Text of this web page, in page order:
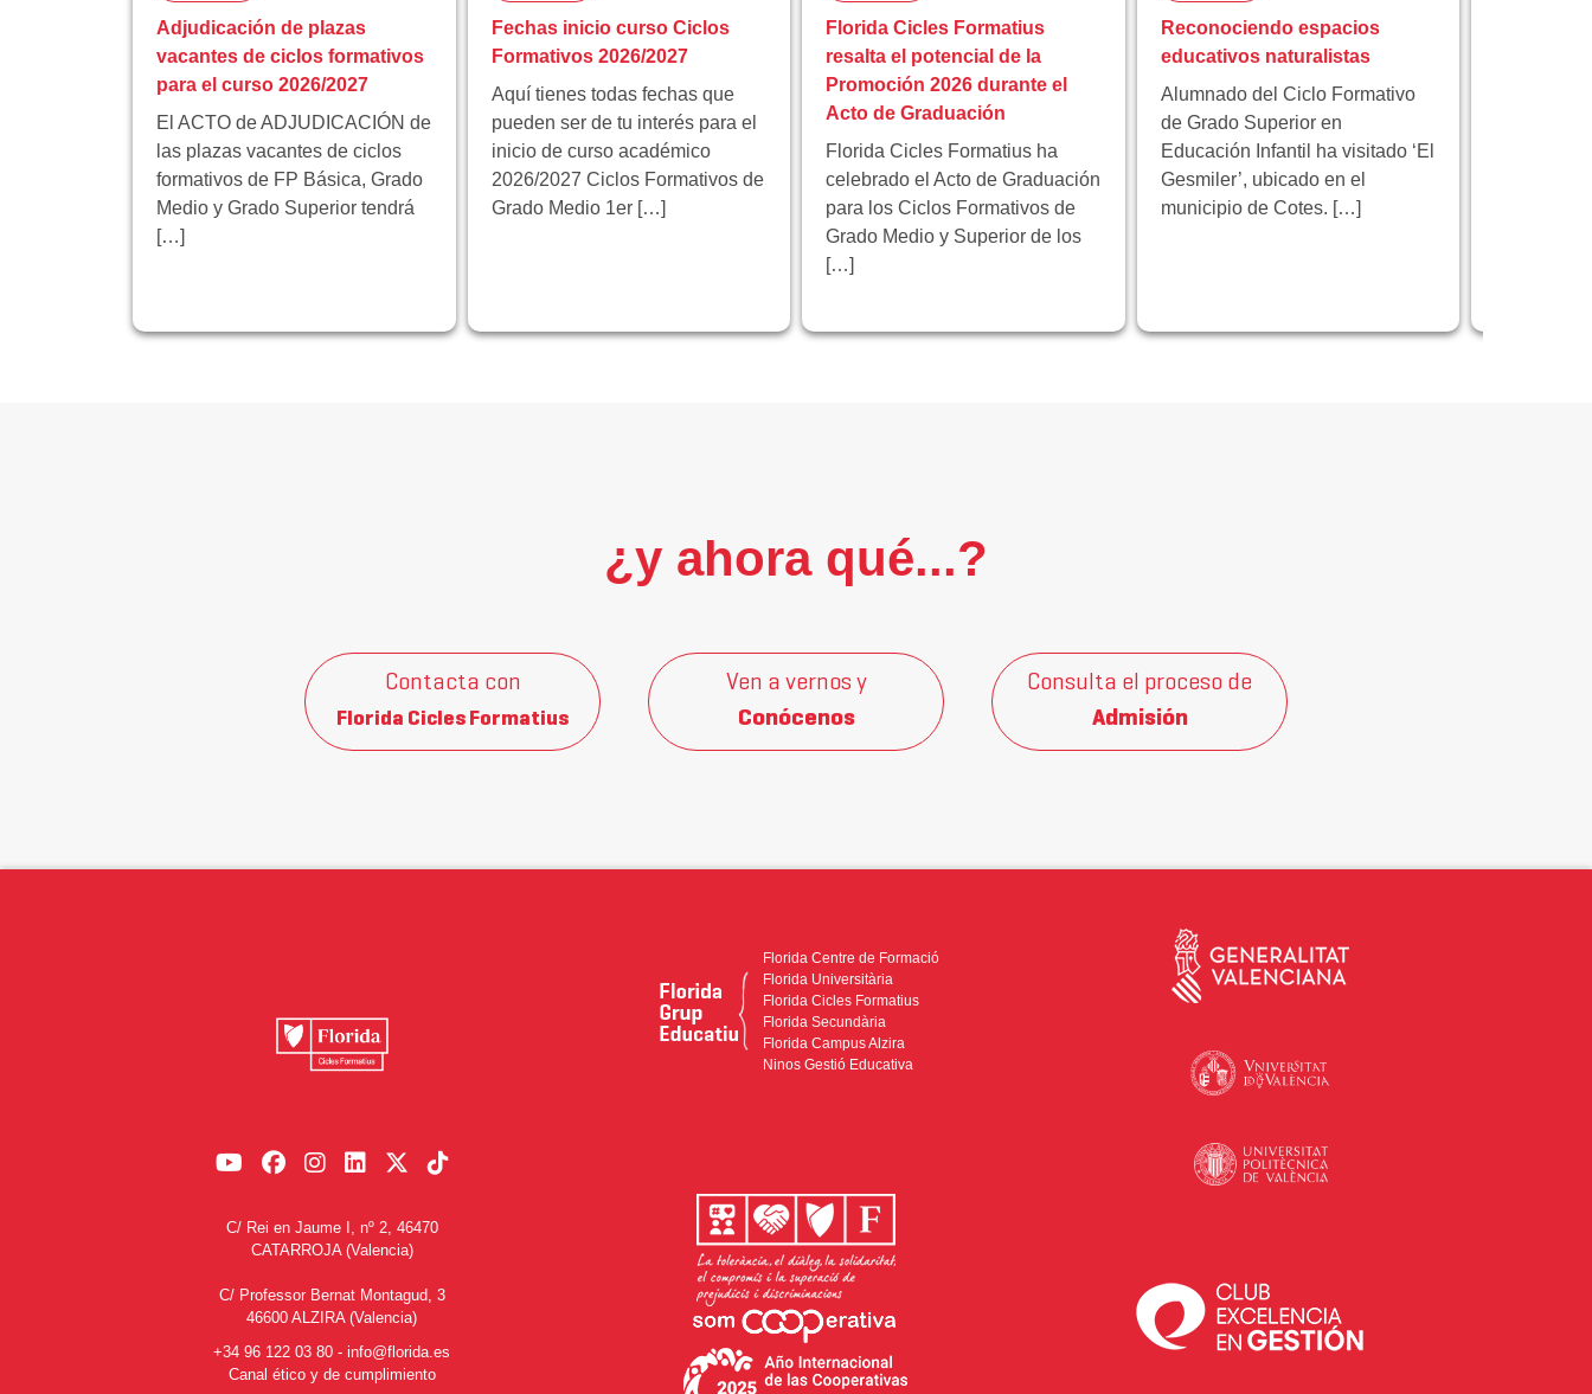
Adjudicación de plazas
vacantes de ciclos formativos
para el curso 2026/2027
El ACTO de ADJUDICACIÓN de
las plazas vacantes de ciclos
formativos de FP Básica, Grado
Medio y Grado Superior tendrá
[…]
Fechas inicio curso Ciclos
Formativos 2026/2027
Aquí tienes todas fechas que
pueden ser de tu interés para el
inicio de curso académico
2026/2027 Ciclos Formativos de
Grado Medio 1er […]
Florida Cicles Formatius
resalta el potencial de la
Promoción 2026 durante el
Acto de Graduación
Florida Cicles Formatius ha
celebrado el Acto de Graduación
para los Ciclos Formativos de
Grado Medio y Superior de los
[…]
Reconociendo espacios
educativos naturalistas
Alumnado del Ciclo Formativo
de Grado Superior en
Educación Infantil ha visitado ‘El
Gesmiler’, ubicado en el
municipio de Cotes. […]
¿y ahora qué...?
Contacta con
Florida Cicles Formatius
Ven a vernos y
Conócenos
Consulta el proceso de
Admisión
C/ Rei en Jaume I, nº 2, 46470
CATARROJA (Valencia)
C/ Professor Bernat Montagud, 3
46600 ALZIRA (Valencia)
+34 96 122 03 80 - info@florida.es
Canal ético y de cumplimiento
Florida Centre de Formació
Florida Universitària
Florida Cicles Formatius
Florida Secundària
Florida Campus Alzira
Ninos Gestió Educativa